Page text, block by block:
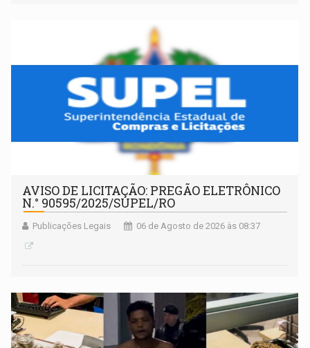
AVISO DE LICITAÇÃO: PREGÃO ELETRÔNICO
N.° 90595/2025/SUPEL/RO
Publicações Legais 06 de Agosto de 2026 às 08:37